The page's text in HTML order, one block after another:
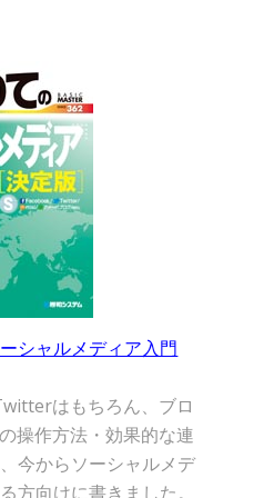
シャルメディア入門
はもちろん、ブロ
操作方法・効果的な連
今からソーシャルメデ
方向けに書きました。